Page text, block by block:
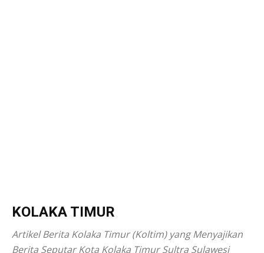
KOLAKA TIMUR
Artikel Berita Kolaka Timur (Koltim) yang Menyajikan
Berita Seputar Kota Kolaka Timur Sultra Sulawesi